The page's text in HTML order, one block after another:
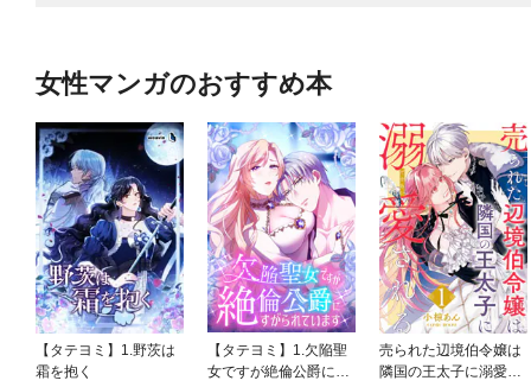
女性マンガのおすすめ本
【タテヨミ】1.野茨は
霜を抱く
【タテヨミ】1.欠陥聖
女ですが絶倫公爵にす
売られた辺境伯令嬢は
隣国の王太子に溺愛さ